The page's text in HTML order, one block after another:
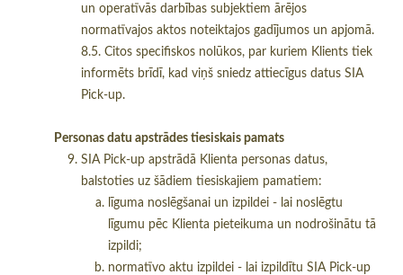
un operatīvās darbības subjektiem ārējos
normatīvajos aktos noteiktajos gadījumos un apjomā.
8.5. Citos specifiskos nolūkos, par kuriem Klients tiek
informēts brīdī, kad viņš sniedz attiecīgus datus SIA
Pick-up.
Personas datu apstrādes tiesiskais pamats
SIA Pick-up apstrādā Klienta personas datus,
balstoties uz šādiem tiesiskajiem pamatiem:
līguma noslēgšanai un izpildei - lai noslēgtu
līgumu pēc Klienta pieteikuma un nodrošinātu tā
izpildi;
normatīvo aktu izpildei - lai izpildītu SIA Pick-up